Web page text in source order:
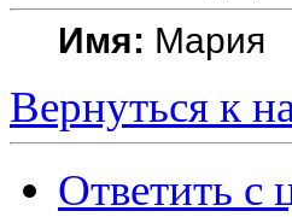
Имя: Мария
Вернуться к
Ответить с